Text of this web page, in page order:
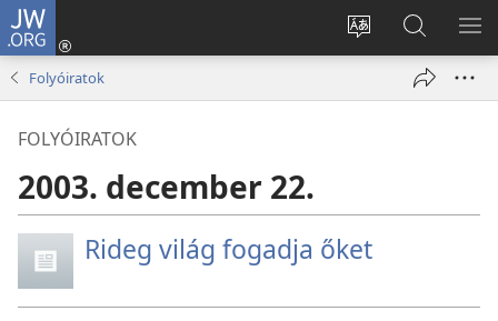
JW.ORG
Oldal
nyelvének
megváltoztatása
Bejelentkezés
(opens
Keresés
a jw.org
honlapon
Folyóiratok
FOLYÓIRATOK
2003. december 22.
Rideg világ fogadja őket